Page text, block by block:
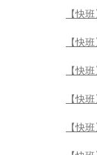
【快
【快
【快
【快
【快